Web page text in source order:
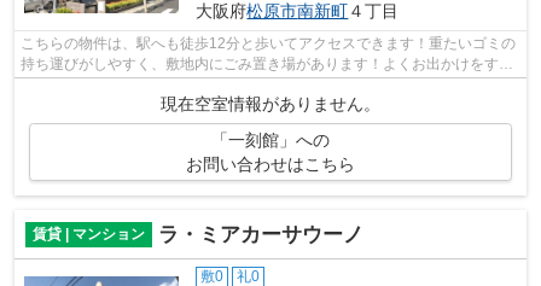
大阪府松原市南新町４丁目
こちらの物件は、駅へも徒歩12分と歩いてアクセスできます！重たいゴミの
持ち運びがしやすく、敷地内にごみ置き場があります！よくお出かけをする
現在空室情報がありません。
「一刻館」への
お問い合わせはこちら
賃貸 | マンション ラ・ミアカーサウーノ
敷0 礼0